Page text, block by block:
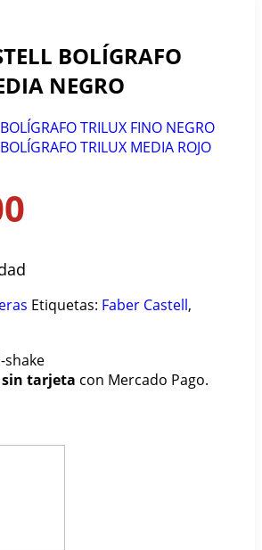
BOLÍGRAFO
NEGRO
TRILUX FINO NEGRO
TRILUX MEDIA ROJO
Etiquetas: Faber Castell,
sin tarjeta con Mercado Pago.